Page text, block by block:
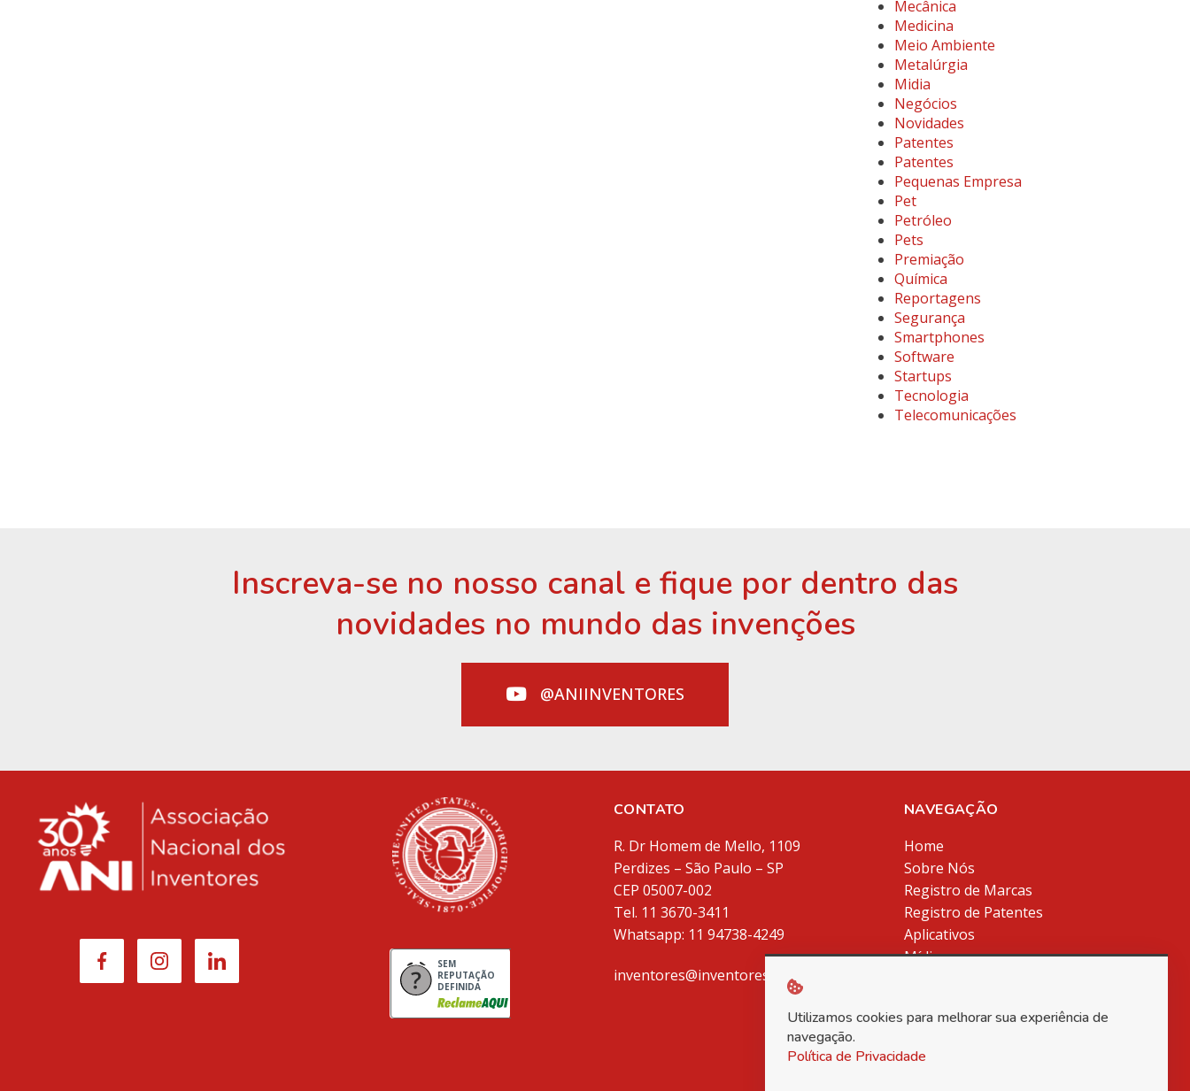
Mecânica
Medicina
Meio Ambiente
Metalúrgia
Midia
Negócios
Novidades
Patentes
Patentes
Pequenas Empresa
Pet
Petróleo
Pets
Premiação
Química
Reportagens
Segurança
Smartphones
Software
Startups
Tecnologia
Telecomunicações
Inscreva-se no nosso canal e fique por dentro das
novidades no mundo das invenções
@ANIINVENTORES
SEM
REPUTAÇÃO
DEFINIDA
CONTATO
R. Dr Homem de Mello, 1109
Perdizes – São Paulo – SP
CEP 05007-002
Tel. 11 3670-3411
Whatsapp: 11 94738-4249
inventores@inventores.com.br
NAVEGAÇÃO
Home
Sobre Nós
Registro de Marcas
Registro de Patentes
Aplicativos
Mídia
Política de Privacidade
Utilizamos cookies para melhorar sua experiência de
navegação.
Política de Privacidade